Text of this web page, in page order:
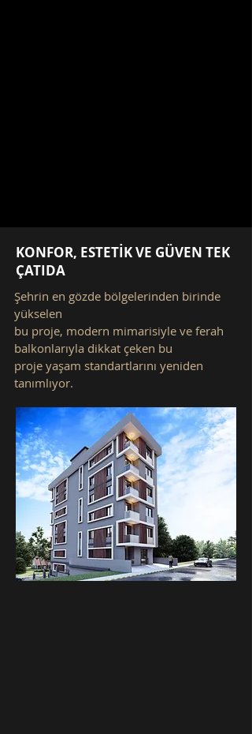
KONFOR, ESTETİK VE GÜVEN TEK
ÇATIDA
Şehrin en gözde bölgelerinden birinde
yükselen
bu proje, modern mimarisiyle ve ferah
balkonlarıyla dikkat çeken bu
proje yaşam standartlarını yeniden
tanımlıyor.